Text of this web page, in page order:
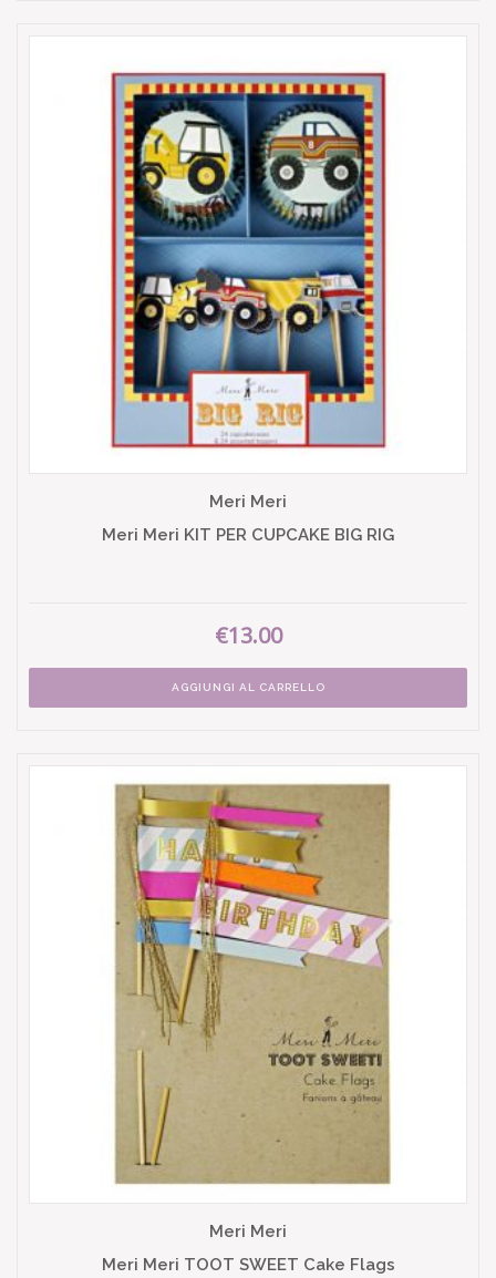
Meri Meri
Meri Meri KIT PER CUPCAKE BIG RIG
€13.00
AGGIUNGI AL CARRELLO
Meri Meri
Meri Meri TOOT SWEET Cake Flags